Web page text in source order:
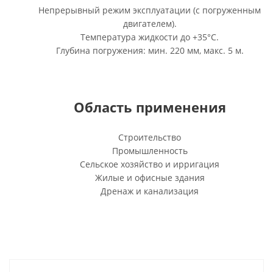
Непрерывный режим эксплуатации (с погруженным
двигателем).
Температура жидкости до +35°C.
Глубина погружения: мин. 220 мм, макс. 5 м.
Область применения
Строительство
Промышленность
Сельское хозяйство и ирригация
Жилые и офисные здания
Дренаж и канализация